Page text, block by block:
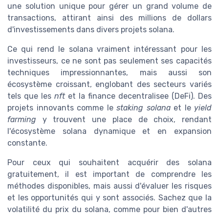
une solution unique pour gérer un grand volume de
transactions, attirant ainsi des millions de dollars
d'investissements dans divers projets solana.
Ce qui rend le solana vraiment intéressant pour les
investisseurs, ce ne sont pas seulement ses capacités
techniques impressionnantes, mais aussi son
écosystème croissant, englobant des secteurs variés
tels que les nftet la finance decentralisee (DeFi). Des
projets innovants comme le staking solanaet le yield
farming y trouvent une place de choix, rendant
l'écosystème solana dynamique et en expansion
constante.
Pour ceux qui souhaitent acquérir des solana
gratuitement, il est important de comprendre les
méthodes disponibles, mais aussi d'évaluer les risques
et les opportunités qui y sont associés. Sachez que la
volatilité du prix du solana, comme pour bien d'autres